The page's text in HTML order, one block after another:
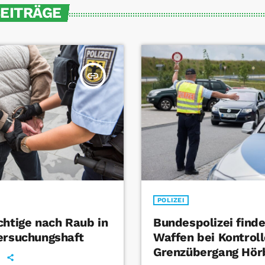
insert_link
nach Raub in
POLIZEI
Bundespolizei
Waffen bei
Grenzübergang